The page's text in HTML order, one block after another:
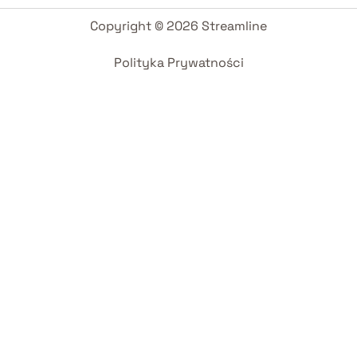
Copyright © 2026 Streamline
Polityka Prywatności